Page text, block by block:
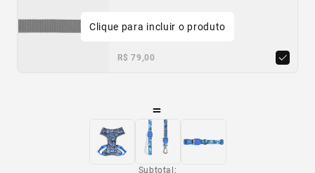
PP P M G
R$ 79,00
Clique para incluir o produto
=
Subtotal: